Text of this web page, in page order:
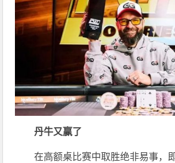
丹牛又赢了
在高额桌比赛中取胜绝非易事，